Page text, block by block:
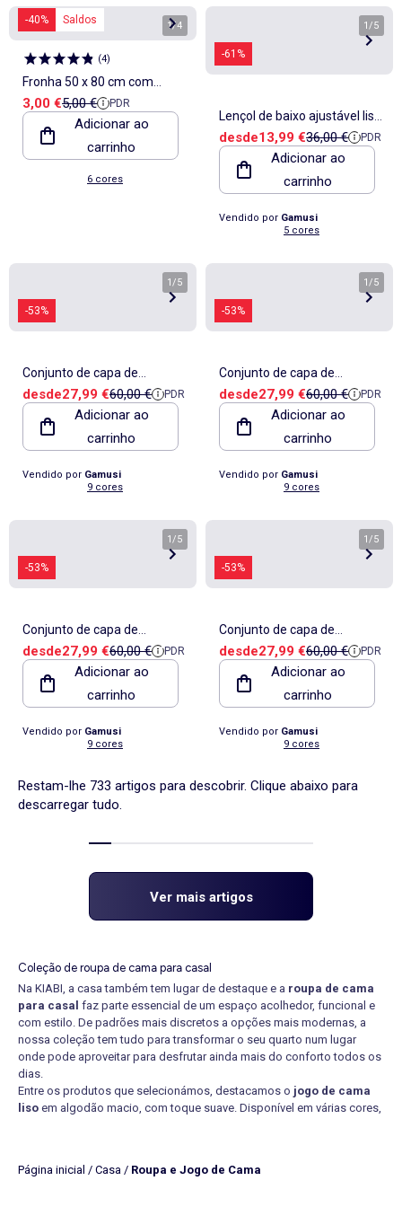
-40% Saldos 1/4
(4)
Fronha 50 x 80 cm com
estampado floral
Preço de venda
3,00 €Preço de referência
5,00 € PDR
Adicionar ao
carrinho
6 cores
-61%
1 /5
Lençol de baixo ajustável liso
100% algodão, para colchão
até 30 cm de altura - Gamusi.
desdePreço de venda
13,99 €Preço de
36,00 € PDR
Adicionar ao
carrinho
Vendido por Gamusi
5 cores
-53%
1 /5
Conjunto de capa de
edredão lisa 100% algodão,
com fronha(s) - Gamusi.
desdePreço de venda
27,99 €Preço de referência
60,00 € PDR
Adicionar ao
carrinho
Vendido por Gamusi
9 cores
-53%
1 /5
Conjunto de capa de
edredão lisa 100% algodão,
com fronha(s) - Gamusi.
desdePreço de venda
27,99 €Preço de
60,00 € PDR
Adicionar ao
carrinho
Vendido por Gamusi
9 cores
-53%
1 /5
Conjunto de capa de
edredão lisa 100% algodão,
com fronha(s) - Gamusi.
desdePreço de venda
27,99 €Preço de referência
60,00 € PDR
Adicionar ao
carrinho
Vendido por Gamusi
9 cores
-53%
1 /5
Conjunto de capa de
edredão lisa 100% algodão,
com fronha(s) - Gamusi.
desdePreço de venda
27,99 €Preço de
60,00 € PDR
Adicionar ao
carrinho
Vendido por Gamusi
9 cores
Restam-lhe 733 artigos para descobrir. Clique abaixo para
descarregar tudo.
Ver mais artigos
Coleção de roupa de cama para casal
Na KIABI, a casa também tem lugar de destaque e a roupa de cama
para casal faz parte essencial de um espaço acolhedor, funcional e
com estilo. De padrões mais discretos a opções mais modernas, a
nossa coleção tem tudo para transformar o seu quarto num lugar
onde pode aproveitar para desfrutar ainda mais do conforto todos os
dias.
Entre os produtos que selecionámos, destacamos o jogo de cama
liso em algodão macio, com toque suave. Disponível em várias cores,
ideal quando as temperaturas descem, proporcionando calor e
Página inicial / Casa / Roupa e Jogo de Cama